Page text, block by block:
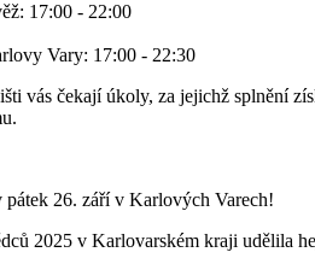
17:00 - 22:00
Vary: 17:00 - 22:30
vás čekají úkoly, za jejichž splnění
pátek 26. září v Karlových Varech!
2025 v Karlovarském kraji udělila